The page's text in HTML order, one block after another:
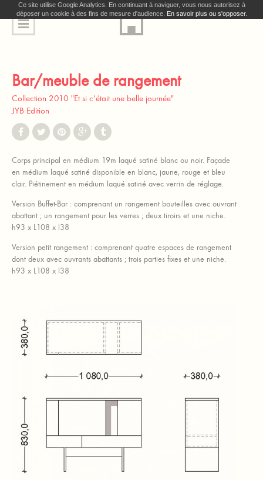
Ce site utilise Google Analytics. En continuant à naviguer, vous nous autorisez à
déposer un cookie à des fins de mesure d'audience. En savoir plus ou s'opposer.
Bar/meuble de rangement
Collection 2010 "Et si c’était une belle journée"
JYB Edition
Corps principal en médium 19m laqué satiné blanc ou noir. Façade
en médium laqué satiné disponible en blanc, jaune, rouge et bleu
clair. Piétinement en médium laqué satiné avec verrin de réglage.
Version Buffet-Bar : comprenant un rangement bouteilles avec ouvrant
abattant ; un rangement pour les verres ; deux tiroirs et une niche.
h93 x L108 x l38
Version petit rangement : comprenant quatre espaces de rangement
dont deux avec ouvrants abattants ; trois parties fixes et une niche.
h93 x L108 x l38